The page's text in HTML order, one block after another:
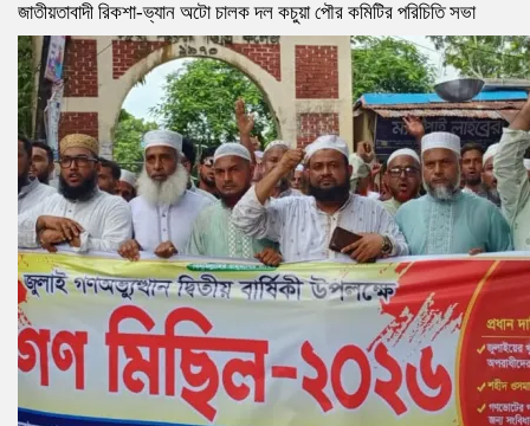
জাতীয়তাবাদী রিকশা-ভ্যান অটো চালক দল কচুয়া পৌর কমিটির পরিচিতি সভা